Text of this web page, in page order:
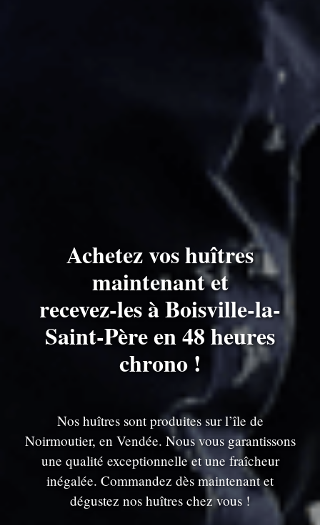
Achetez vos huîtres
maintenant et
recevez-les à Boisville-la-
Saint-Père en 48 heures
chrono !
Nos huîtres sont produites sur l’île de
Noirmoutier, en Vendée. Nous vous garantissons
une qualité exceptionnelle et une fraîcheur
inégalée. Commandez dès maintenant et
dégustez nos huîtres chez vous !